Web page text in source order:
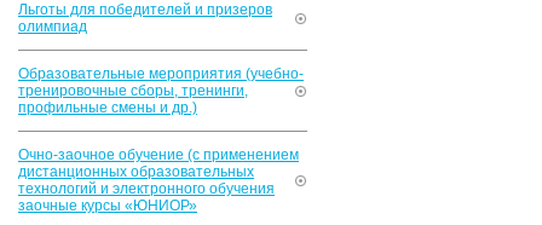
Льготы для победителей и призеров
олимпиад
Образовательные мероприятия (учебно-
тренировочные сборы, тренинги,
профильные смены и др.)
Очно-заочное обучение (с применением
дистанционных образовательных
технологий и электронного обучения
заочные курсы «ЮНИОР»